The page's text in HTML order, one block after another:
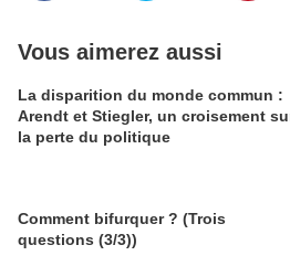
Vous aimerez aussi
La disparition du monde commun :
Arendt et Stiegler, un croisement
la perte du politique
Comment bifurquer ? (Trois
questions (3/3))